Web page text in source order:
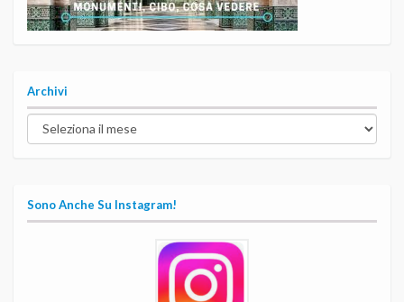
Archivi
Archivi
Sono Anche Su Instagram!